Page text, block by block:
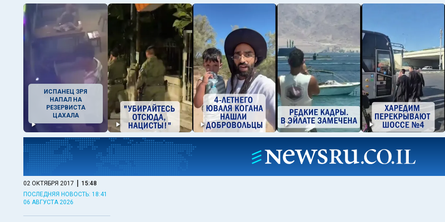
ИСПАНЕЦ ЗРЯ
НАПАЛ НА
РЕЗЕРВИСТА
ЦАХАЛА
02 ОКТЯБРЯ 2017 | 15:48
ПОСЛЕДНЯЯ НОВОСТЬ: 18:41
06 АВГУСТА 2026